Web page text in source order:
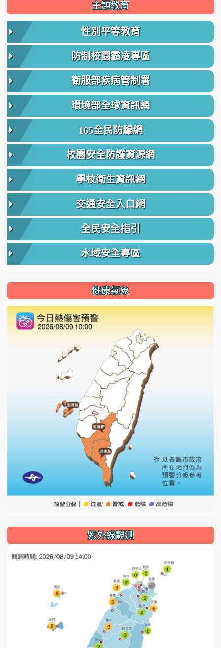
主題教育
性別平等教育
防制校園霸凌專區
衛服部疾病管制署
環境部全球資訊網
165全民防騙網
校園安全防護資源網
學校衛生資訊網
交通安全入口網
全民安全指引
水域安全專區
健康氣象
紫外線觀測